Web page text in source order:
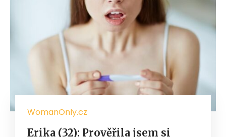
WomanOnly.cz
Erika (32): Prověřila jsem si